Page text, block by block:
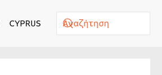
CYPRUS